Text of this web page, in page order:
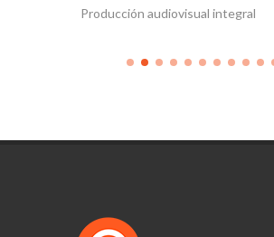
Producción audiovisual integral